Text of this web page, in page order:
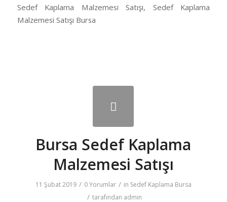
Sedef Kaplama Malzemesi Satışı, Sedef Kaplama
Malzemesi Satışı Bursa
Bursa Sedef Kaplama
Malzemesi Satışı
11 Şubat 2019 / 0 Yorumlar / in Sedef Kaplama Bursa
/ tarafından admin